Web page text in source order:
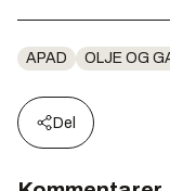
APAD OLJE OG
Del